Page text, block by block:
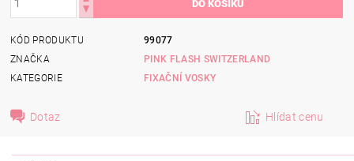
KÓD PRODUKTU
99077
ZNAČKA
PINK FLASH SWITZERLAND
KATEGORIE
FIXAČNÍ VOSKY
Dotaz Hlídat cenu